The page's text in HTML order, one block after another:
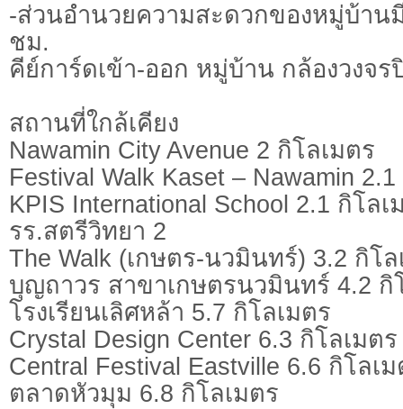
-ส่วนอำนวยความสะดวกของหมู่บ้า
ชม.
คีย์การ์ดเข้า-ออก หมู่บ้าน กล้องวงจร
สถานที่ใกล้เคียง
Nawamin City Avenue 2 กิโลเมตร
Festival Walk Kaset – Nawamin
KPIS International School 2.1 กิโลเ
รร.สตรีวิทยา 2
The Walk (เกษตร-นวมินทร์) 3.2 กิโล
บุญถาวร สาขาเกษตรนวมินทร์ 4.2 กิ
โรงเรียนเลิศหล้า 5.7 กิโลเมตร
Crystal Design Center 6.3 กิโลเมตร
Central Festival Eastville 6.6 กิโลเ
ตลาดหัวมุม 6.8 กิโลเมตร